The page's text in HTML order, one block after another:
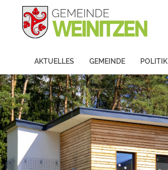
AKTUELLES GEMEINDE POLITIK